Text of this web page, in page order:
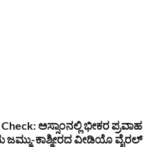
ಅಸ್ಸಾಂನಲ್ಲಿ ಭೀಕರ ಪ್ರವಾಹ
ಜಮ್ಮು-ಕಾಶ್ಮೀರದ ವೀಡಿಯೊ ವೈರಲ್